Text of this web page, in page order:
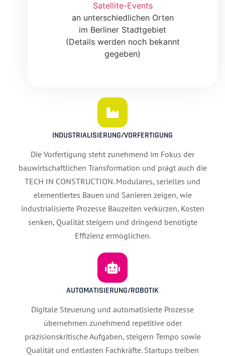
Satellite-Events
an unterschiedlichen Orten
im Berliner Stadtgebiet
(Details werden noch bekannt
gegeben)
INDUSTRIALISIERUNG/VORFERTIGUNG
Die Vorfertigung steht zunehmend im Fokus der
bauwirtschaftlichen Transformation und prägt auch die
TECH IN CONSTRUCTION. Modulares, serielles und
elementiertes Bauen und Sanieren zeigen, wie
industrialisierte Prozesse Bauzeiten verkürzen, Kosten
senken, Qualität steigern und dringend benötigte
Effizienz ermöglichen.
AUTOMATISIERUNG/ROBOTIK
Digitale Steuerung und automatisierte Prozesse
übernehmen zunehmend repetitive oder
präzisionskritische Aufgaben, steigern Tempo sowie
Qualität und entlasten Fachkräfte. Startups treiben